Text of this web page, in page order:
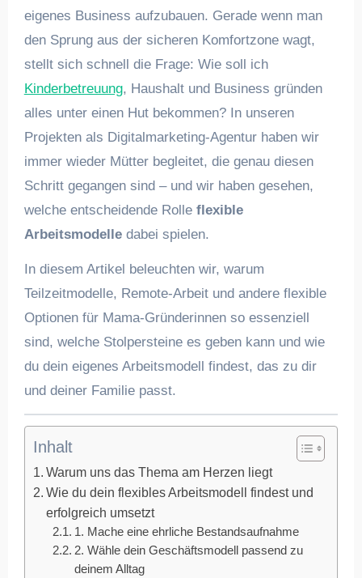
eigenes Business aufzubauen. Gerade wenn man
den Sprung aus der sicheren Komfortzone wagt,
stellt sich schnell die Frage: Wie soll ich
Kinderbetreuung, Haushalt und Business gründen
alles unter einen Hut bekommen? In unseren
Projekten als Digitalmarketing-Agentur haben wir
immer wieder Mütter begleitet, die genau diesen
Schritt gegangen sind – und wir haben gesehen,
welche entscheidende Rolle flexible
Arbeitsmodelledabei spielen.
In diesem Artikel beleuchten wir, warum
Teilzeitmodelle, Remote-Arbeit und andere flexible
Optionen für Mama-Gründerinnen so essenziell
sind, welche Stolpersteine es geben kann und wie
du dein eigenes Arbeitsmodell findest, das zu dir
und deiner Familie passt.
Inhalt
Warum uns das Thema am Herzen liegt
Wie du dein flexibles Arbeitsmodell findest und
erfolgreich umsetzt
1. Mache eine ehrliche Bestandsaufnahme
2. Wähle dein Geschäftsmodell passend zu
deinem Alltag